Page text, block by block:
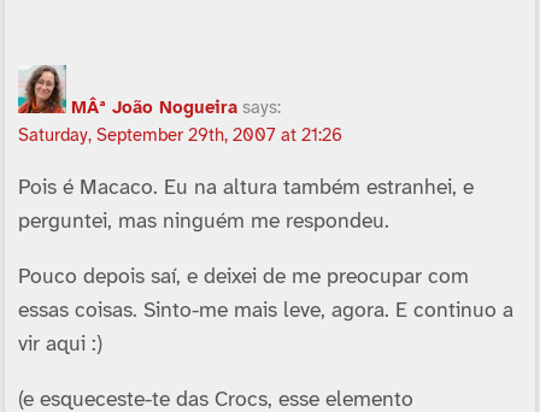
MÂª João Nogueira says:
Saturday, September 29th, 2007 at 21:26
Pois é Macaco. Eu na altura também estranhei, e
perguntei, mas ninguém me respondeu.
Pouco depois saí­, e deixei de me preocupar com
essas coisas. Sinto-me mais leve, agora. E continuo a
vir aqui :)
(e esqueceste-te das Crocs, esse elemento